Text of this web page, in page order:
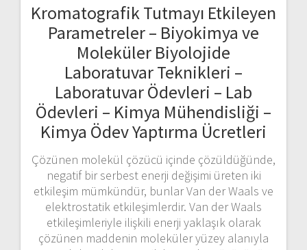
Kromatografik Tutmayı Etkileyen
Parametreler – Biyokimya ve
Moleküler Biyolojide
Laboratuvar Teknikleri –
Laboratuvar Ödevleri – Lab
Ödevleri – Kimya Mühendisliği –
Kimya Ödev Yaptırma Ücretleri
Çözünen molekül çözücü içinde çözüldüğünde,
negatif bir serbest enerji değişimi üreten iki
etkileşim mümkündür, bunlar Van der Waals ve
elektrostatik etkileşimlerdir. Van der Waals
etkileşimleriyle ilişkili enerji yaklaşık olarak
çözünen maddenin moleküler yüzey alanıyla